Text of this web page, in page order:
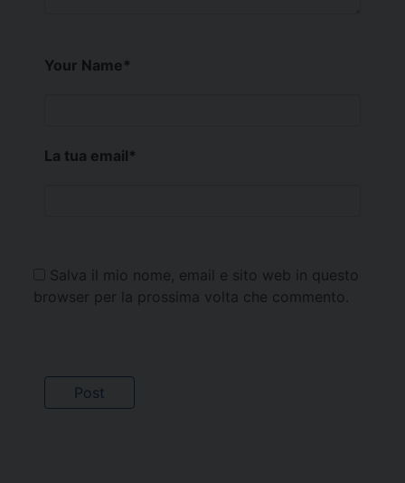
Your Name*
La tua email*
Salva il mio nome, email e sito web in questo
browser per la prossima volta che commento.